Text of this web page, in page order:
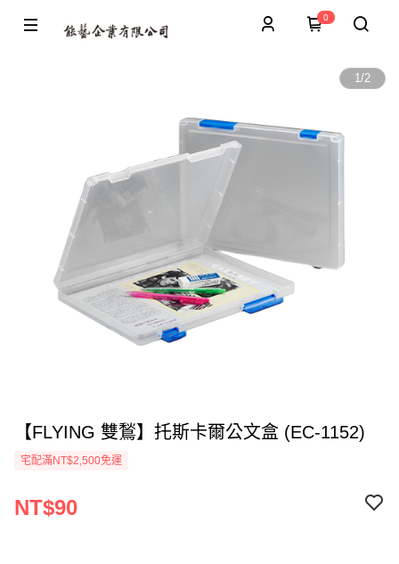
0
1/2
【FLYING 雙鶖】托斯卡爾公文盒 (EC-1152)
宅配滿NT$2,500免運
NT$90